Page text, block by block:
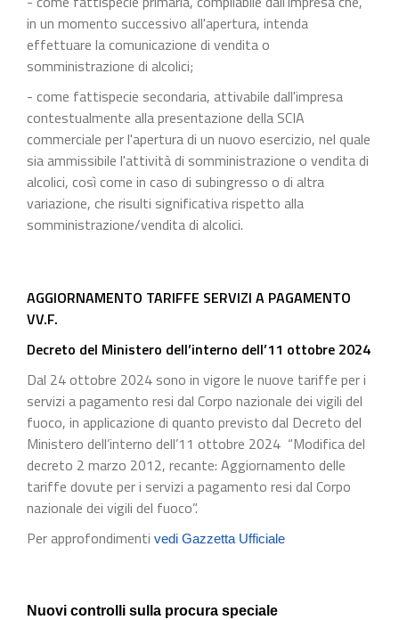
in un momento successivo all'apertura, intenda
effettuare la comunicazione di vendita o
somministrazione di alcolici;
- come fattispecie secondaria, attivabile dall'impresa
contestualmente alla presentazione della SCIA
commerciale per l'apertura di un nuovo esercizio, nel quale
sia ammissibile l'attività di somministrazione o vendita di
alcolici, così come in caso di subingresso o di altra
variazione, che risulti significativa rispetto alla
somministrazione/vendita di alcolici.
AGGIORNAMENTO TARIFFE SERVIZI A PAGAMENTO
VV.F.
Decreto del Ministero dell’interno dell’11 ottobre 2024
Dal 24 ottobre 2024 sono in vigore le nuove tariffe per i
servizi a pagamento resi dal Corpo nazionale dei vigili del
fuoco, in applicazione di quanto previsto dal Decreto del
Ministero dell’interno dell’11 ottobre 2024 “Modifica del
decreto 2 marzo 2012, recante: Aggiornamento delle
tariffe dovute per i servizi a pagamento resi dal Corpo
nazionale dei vigili del fuoco”.
Per approfondimenti vedi Gazzetta Ufficiale
Nuovi controlli sulla procura speciale